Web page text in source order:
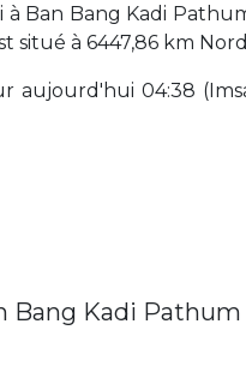
Ban Bang Kadi
situé à 6447,86 km
04:38
Bang Kadi